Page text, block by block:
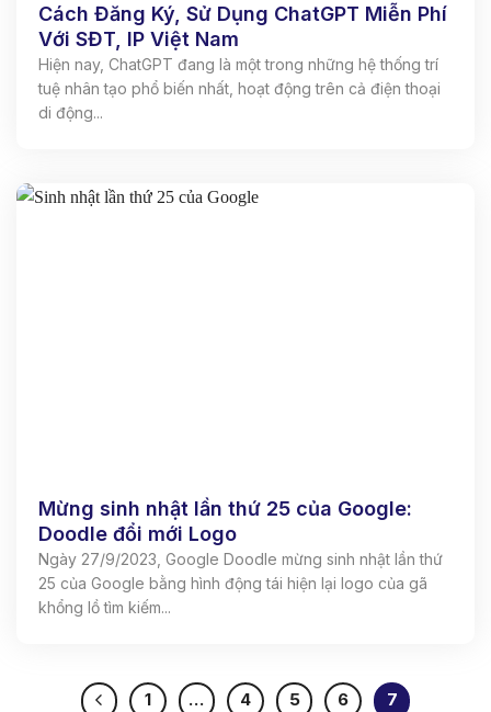
Cách Đăng Ký, Sử Dụng ChatGPT Miễn Phí
Với SĐT, IP Việt Nam
Hiện nay, ChatGPT đang là một trong những hệ thống trí
tuệ nhân tạo phổ biến nhất, hoạt động trên cả điện thoại
di động...
Mừng sinh nhật lần thứ 25 của Google:
Doodle đổi mới Logo
Ngày 27/9/2023, Google Doodle mừng sinh nhật lần thứ
25 của Google bằng hình động tái hiện lại logo của gã
khổng lồ tìm kiếm...
1 … 4 5 6 7